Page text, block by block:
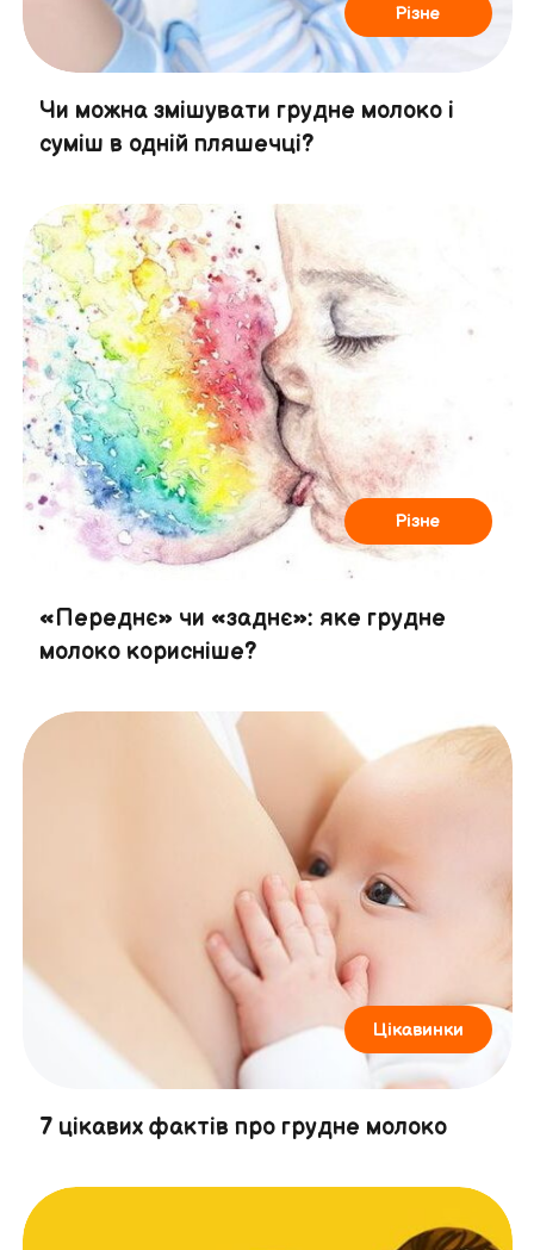
Різне
Чи можна змішувати грудне молоко і
суміш в одній пляшечці?
Різне
«Переднє» чи «заднє»: яке грудне
молоко корисніше?
Цікавинки
7 цікавих фактів про грудне молоко